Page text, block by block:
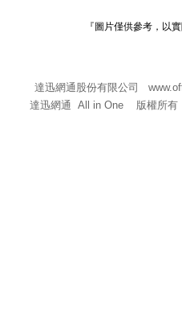
『圖片僅供參考，以
達迅網通股份有限公司
達迅網通 All in One 版權所